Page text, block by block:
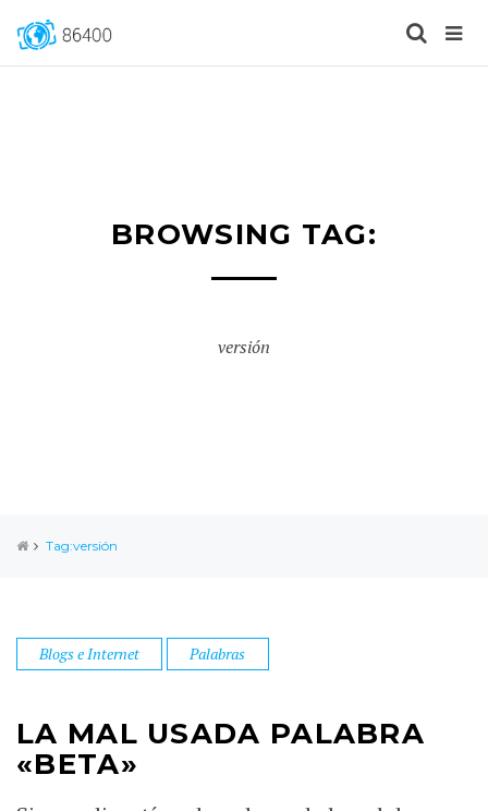
BROWSING TAG:
versión
Tag:versión
Blogs e Internet Palabras
LA MAL USADA PALABRA
«BETA»